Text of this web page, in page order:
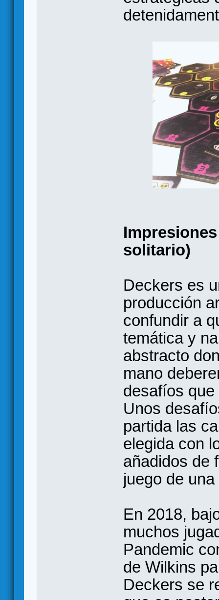
solitario)
Deckers es
producción
confundir a
temática y
abstracto
mano
desafíos
Unos
partida las
elegida con
añadidos de
juego de
En 2018,
muchos
Pandemic
de Wilkins
Deckers se